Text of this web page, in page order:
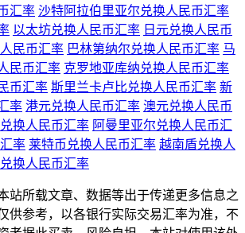
汇率 沙特阿拉伯里亚尔兑换人民币汇率
以太坊兑换人民币汇率 日元兑换人民币
民币汇率 巴林第纳尔兑换人民币汇率 马
民币汇率 克罗地亚库纳兑换人民币汇率
币汇率 斯里兰卡卢比兑换人民币汇率 新
率 港元兑换人民币汇率 澳元兑换人民币
换人民币汇率 阿曼里亚尔兑换人民币汇
率 莱特币兑换人民币汇率 越南盾兑换人
换人民币汇率
站所载文章、数据等出于传递更多信息之
供参考，以各银行实际交易汇率为准，不